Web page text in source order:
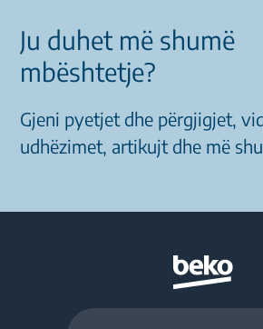
Ju duhet më shumë
mbështetje?
Gjeni pyetjet dhe përgjigjet,
udhëzimet, artikujt dhe më